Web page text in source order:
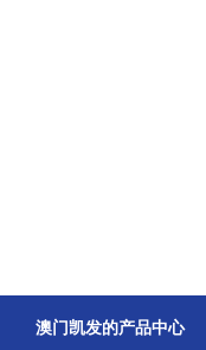
澳门凯发的产品中心